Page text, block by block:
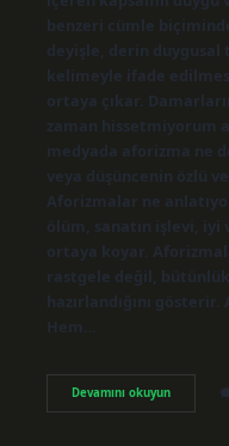
benzeri cümle
deyişle, derin
kelimeyle ifade
ortaya çıkar.
zaman hissetmiyorum
medyada aforizma ne
veya düşüncenin özlü
Aforizmalar ne
ölüm, sanatın işlevi,
ortaya koyar.
rastgele değil,
hazırlandığını
Hem…
Devamını okuyunAforizma
Etkisi